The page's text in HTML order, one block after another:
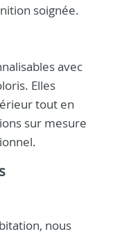
soignée.
avec
Elles
tout en
sur mesure
nous